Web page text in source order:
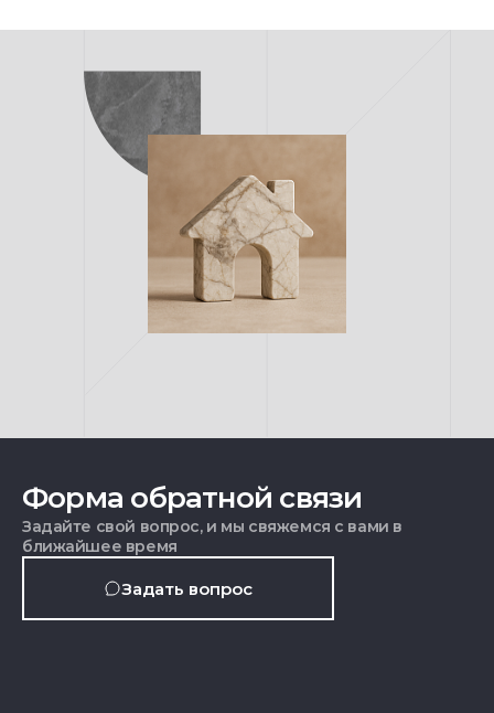
Форма обратной связи
Задайте свой вопрос, и мы свяжемся с вами в
ближайшее время
Задать вопрос